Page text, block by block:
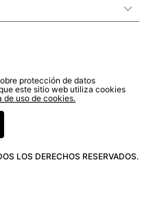
LOS DERECHOS RESERVADOS.
protección de datos
este sitio web utiliza cookies
de uso de cookies.